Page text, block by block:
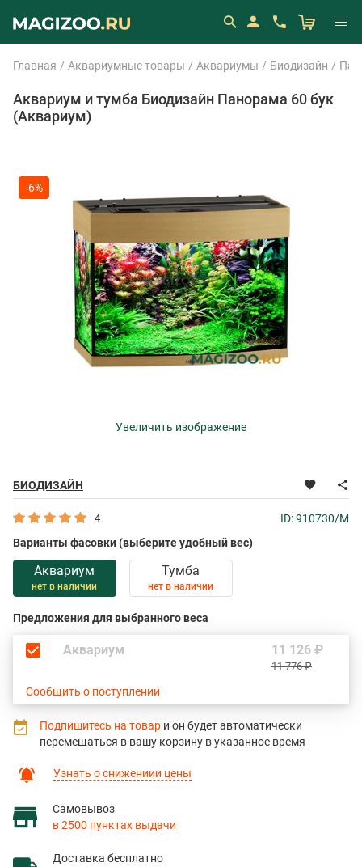
Главная Аквариумные товары Аквариумы Биодизайн
Аквариум и тумба Биодизайн Панорама 60 бук
(Аквариум)
БИОДИЗАЙН
-6%
Увеличить изображение
4
ID: 910730/M
Варианты фасовки (выберите удобный вес)
Аквариум
нет в наличии
Тумба
нет в наличии
Предложения для выбранного веса
Аквариум 11 126 ₽
11 776 ₽
Сообщить о поступлении
Узнать о снижениии цены
Самовывоз
в 2500 пунктах выдачи
Доставка бесплатно
Подпишитесь на товар и он будет автоматически
перемещаться в вашу корзину в указанное время